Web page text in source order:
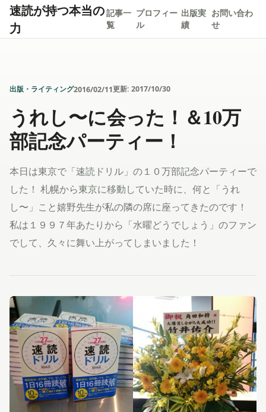
速読が持つ本当の
力
記事一
覧
プロフィー
ル
出版実
績
お問い合わ
せ
出版・ライティング2016/02/11更新: 2017/10/30
うれし〜に会った！＆10万
部記念パーティー！
本日は東京で「速読ドリル」の１０万部記念パーティーで
した！ 札幌から東京に移動していた時に、何と「うれ
し〜」こと嬉野先生が私の隣の席に座ってきたのです！
私は１９９７年あたりから「水曜どうでしょう」のファン
でして、久々に舞い上がってしまいました！